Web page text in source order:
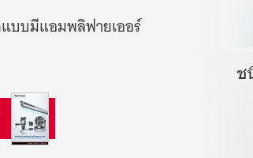
บบมีแอมพลิฟายเออร์